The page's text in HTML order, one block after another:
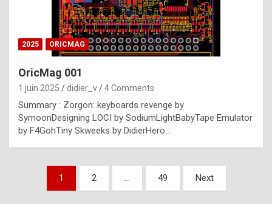
h
o
n
y
l
e
x
a
2025 ORICMAG
OricMag 001
1 juin 2025 didier_v 4 Comments
Summary : Zorgon: keyboards revenge by
SymoonDesigning LOCI by SodiumLightBabyTape Emulator
by F4GohTiny Skweeks by DidierHero…
Pagination
1 2 … 49 Next